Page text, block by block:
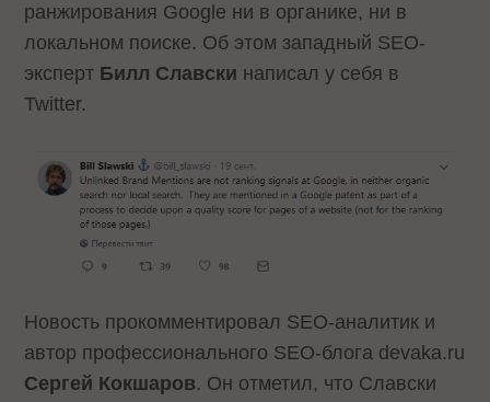
ранжирования Google ни в органике, ни в
локальном поиске. Об этом западный SEO-
эксперт Билл Славски написал у себя в
Twitter.
Новость прокомментировал SEO-аналитик и
автор профессионального SEO-блога devaka.ru
Сергей Кокшаров. Он отметил, что Славски